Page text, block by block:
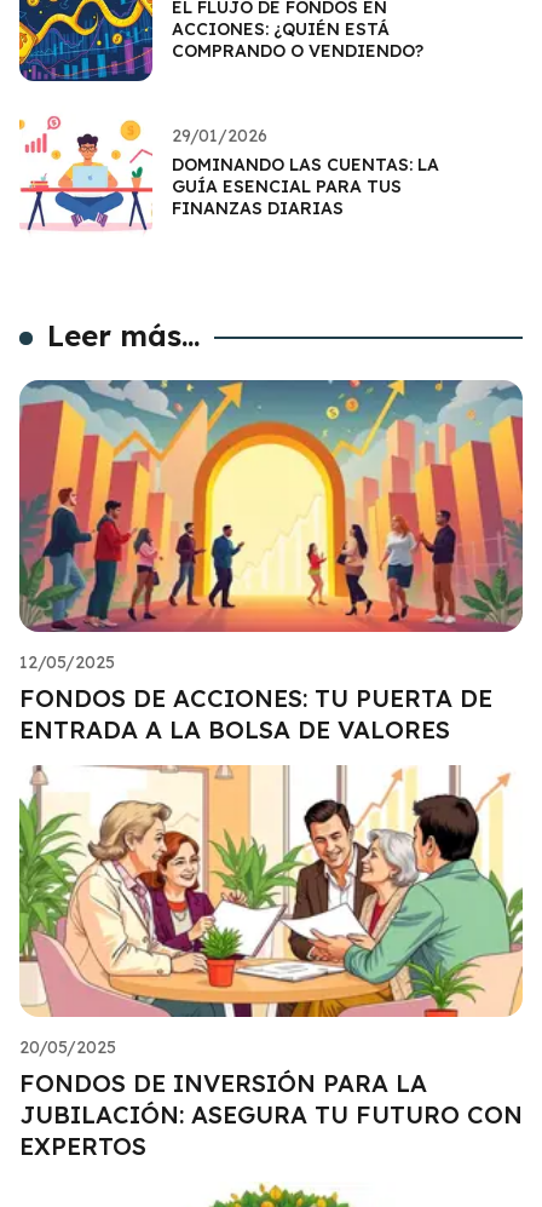
EL FLUJO DE FONDOS EN
ACCIONES: ¿QUIÉN ESTÁ
COMPRANDO O VENDIENDO?
29/01/2026
DOMINANDO LAS CUENTAS: LA
GUÍA ESENCIAL PARA TUS
FINANZAS DIARIAS
Leer más...
12/05/2025
FONDOS DE ACCIONES: TU PUERTA DE
ENTRADA A LA BOLSA DE VALORES
20/05/2025
FONDOS DE INVERSIÓN PARA LA
JUBILACIÓN: ASEGURA TU FUTURO CON
EXPERTOS